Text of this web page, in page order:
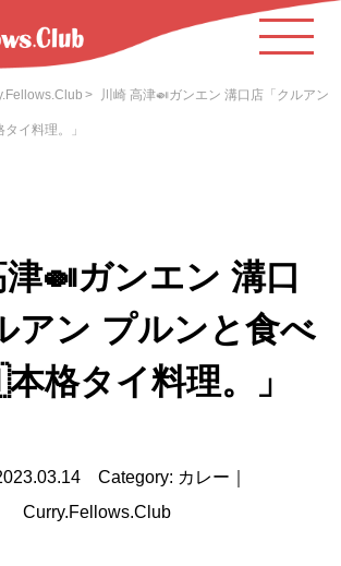
川崎 高津🍛ガンエン 溝口店「クルアン
イ料理。」
津🍛ガンエン 溝口
アン プルンと食べ
格タイ料理。」
Category: カレー｜
Curry.Fellows.Club